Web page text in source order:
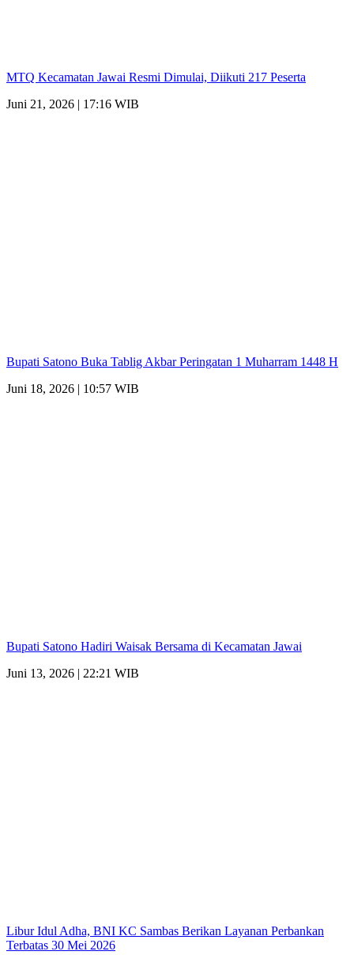
MTQ Kecamatan Jawai Resmi Dimulai, Diikuti 217 Peserta
Juni 21, 2026 | 17:16 WIB
Bupati Satono Buka Tablig Akbar Peringatan 1 Muharram 1448 H
Juni 18, 2026 | 10:57 WIB
Bupati Satono Hadiri Waisak Bersama di Kecamatan Jawai
Juni 13, 2026 | 22:21 WIB
Libur Idul Adha, BNI KC Sambas Berikan Layanan Perbankan
Terbatas 30 Mei 2026